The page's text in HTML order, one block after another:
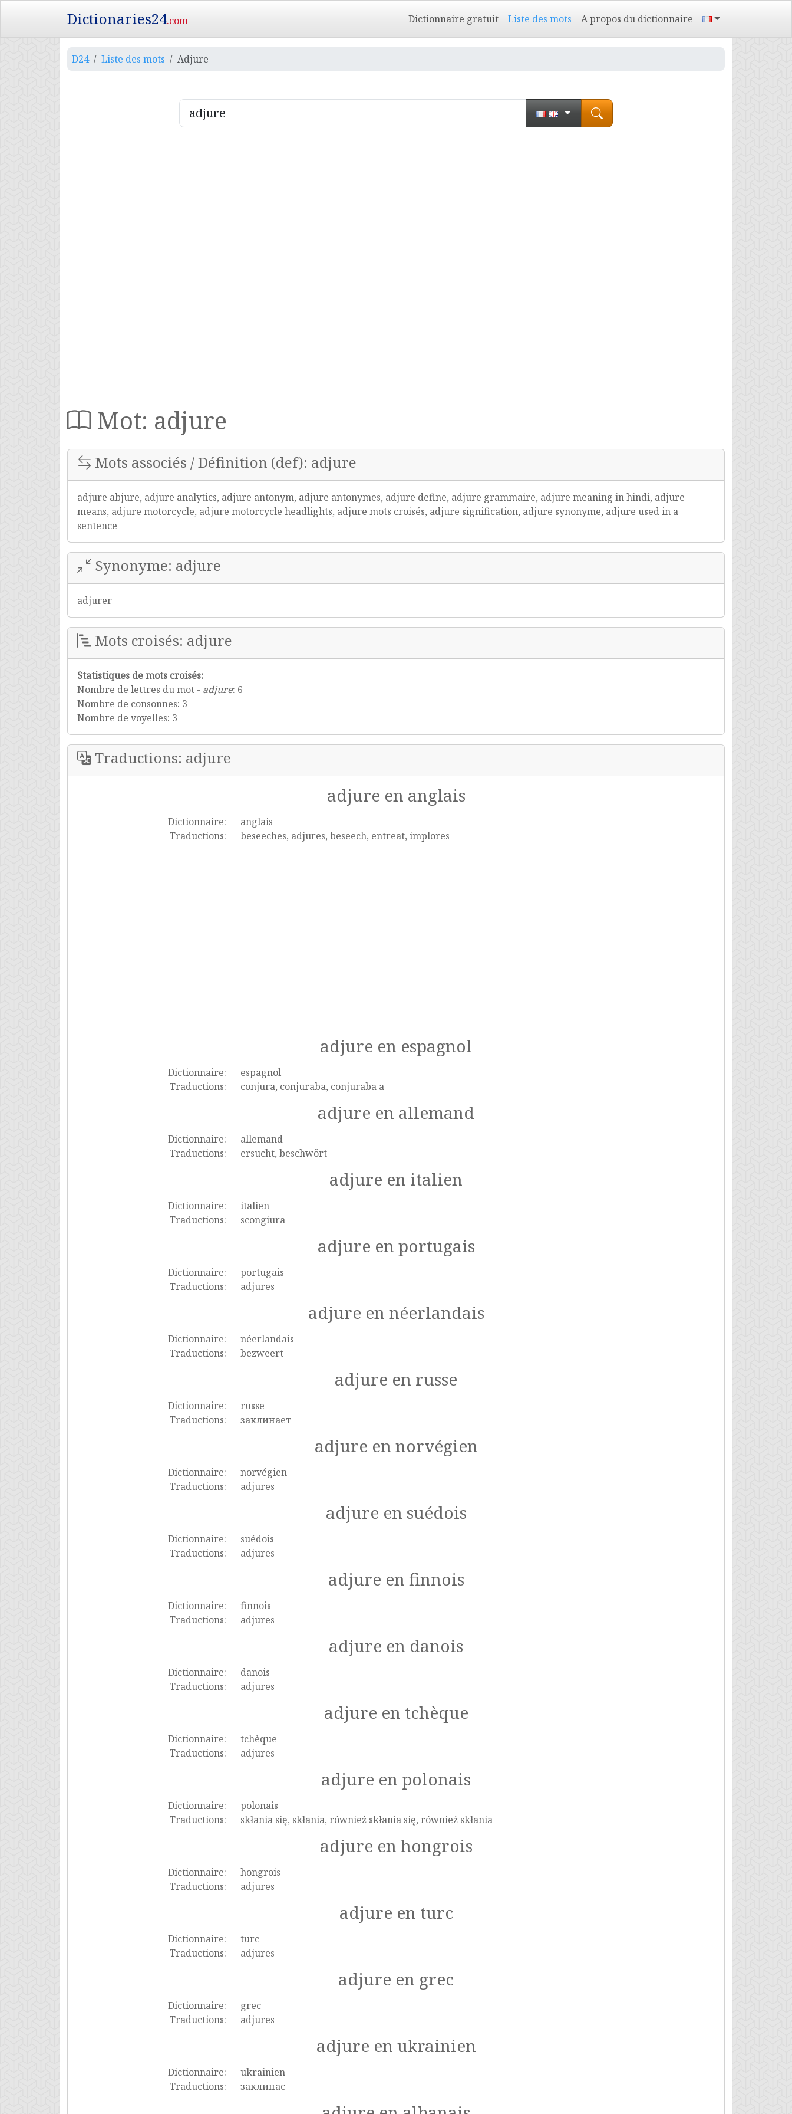
Dictionaries24.com Dictionnaire gratuit Liste des mots A propos du dictionnaire
D24 Liste des mots Adjure
Mot: adjure
Mots associés / Définition (def): adjure
adjure abjure, adjure analytics, adjure antonym, adjure antonymes, adjure define, adjure grammaire, adjure meaning in hindi, adjure
means, adjure motorcycle, adjure motorcycle headlights, adjure mots croisés, adjure signification, adjure synonyme, adjure used in a
sentence
Synonyme: adjure
adjurer
Mots croisés: adjure
Statistiques de mots croisés:
Nombre de lettres du mot - adjure: 6
Nombre de consonnes: 3
Nombre de voyelles: 3
Traductions: adjure
adjure en anglais
Dictionnaire:
anglais
Traductions:
beseeches, adjures, beseech, entreat, implores
adjure en espagnol
Dictionnaire:
espagnol
Traductions:
conjura, conjuraba, conjuraba a
adjure en allemand
Dictionnaire:
allemand
Traductions:
ersucht, beschwört
adjure en italien
Dictionnaire:
italien
Traductions:
scongiura
adjure en portugais
Dictionnaire:
portugais
Traductions:
adjures
adjure en néerlandais
Dictionnaire:
néerlandais
Traductions:
bezweert
adjure en russe
Dictionnaire:
russe
Traductions:
заклинает
adjure en norvégien
Dictionnaire:
norvégien
Traductions:
adjures
adjure en suédois
Dictionnaire:
suédois
Traductions:
adjures
adjure en finnois
Dictionnaire:
finnois
Traductions:
adjures
adjure en danois
Dictionnaire:
danois
Traductions:
adjures
adjure en tchèque
Dictionnaire:
tchèque
Traductions:
adjures
adjure en polonais
Dictionnaire:
polonais
Traductions:
skłania się, skłania, również skłania się, również skłania
adjure en hongrois
Dictionnaire:
hongrois
Traductions:
adjures
adjure en turc
Dictionnaire:
turc
Traductions:
adjures
adjure en grec
Dictionnaire:
grec
Traductions:
adjures
adjure en ukrainien
Dictionnaire:
ukrainien
Traductions:
заклинає